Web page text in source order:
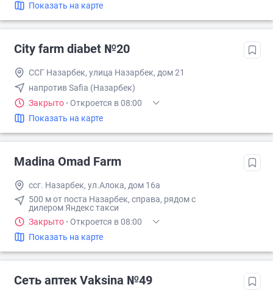
Показать на карте
City farm diabet №20
ССГ Назарбек, улица Назарбек, дом 21
напротив Safia (Назарбек)
Закрыто · Откроется в 08:00
Показать на карте
Madina Omad Farm
ссг. Назарбек, ул.Алока, дом 16а
500 м от поста Назарбек, справа, рядом с
дилером Яндекс такси
Закрыто · Откроется в 08:00
Показать на карте
Сеть аптек Vaksina №49